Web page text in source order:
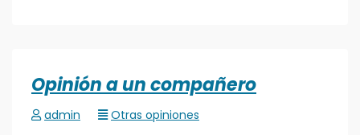
Opinión a un compañero
admin Otras opiniones